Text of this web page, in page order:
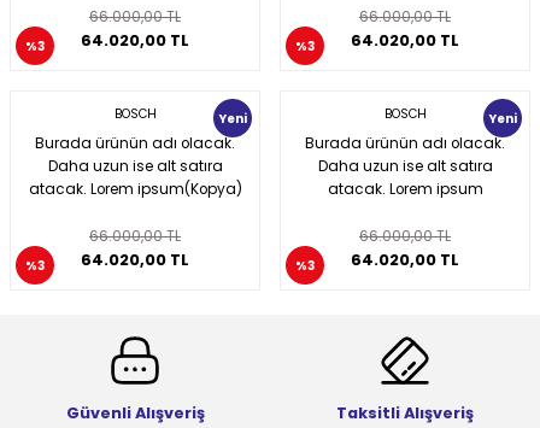
66.000,00 TL
64.020,00 TL
%3
66.000,00 TL
64.020,00 TL
%3
Yeni
BOSCH
Burada ürünün adı olacak.
Daha uzun ise alt satıra
atacak. Lorem ipsum(Kopya)
66.000,00 TL
64.020,00 TL
%3
Yeni
BOSCH
Burada ürünün adı olacak.
Daha uzun ise alt satıra
atacak. Lorem ipsum
66.000,00 TL
64.020,00 TL
%3
Güvenli Alışveriş Taksitli Alışveriş